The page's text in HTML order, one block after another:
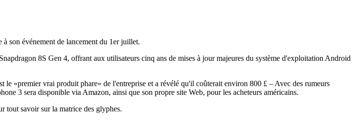
son événement de lancement du 1er juillet.
8S Gen 4, offrant aux utilisateurs cinq ans de mises à jour majeures du système d'exploitation Android
«premier vrai produit phare» de l'entreprise et a révélé qu'il coûterait environ 800 £ – Avec des rumeurs
3 sera disponible via Amazon, ainsi que son propre site Web, pour les acheteurs américains.
tout savoir sur la matrice des glyphes.